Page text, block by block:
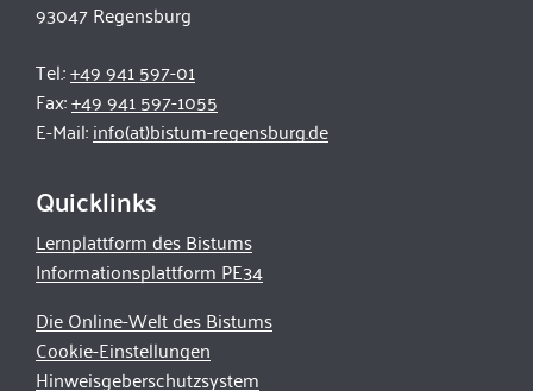
93047 Regensburg
Tel.:+49 941 597-01
Fax:+49 941 597-1055
E-Mail:info(at)bistum-regensburg.de
Quicklinks
Lernplattform des Bistums
Informationsplattform PE34
Die Online-Welt des Bistums
Cookie-Einstellungen
Hinweisgeberschutzsystem